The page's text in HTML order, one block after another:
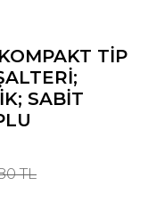
TİP
SABİT
TL